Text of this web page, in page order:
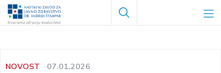
Skoči
Search
NOVOST 07.01.2026